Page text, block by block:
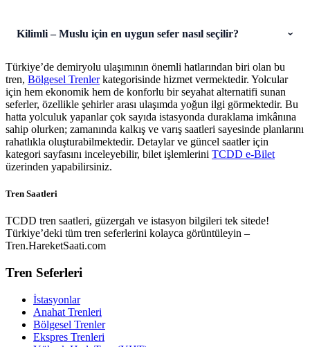
Kilimli – Muslu için en uygun sefer nasıl seçilir?
Türkiye’de demiryolu ulaşımının önemli hatlarından biri olan bu
tren, Bölgesel Trenlerkategorisinde hizmet vermektedir. Yolcular
için hem ekonomik hem de konforlu bir seyahat alternatifi sunan
seferler, özellikle şehirler arası ulaşımda yoğun ilgi görmektedir. Bu
hatta yolculuk yapanlar çok sayıda istasyonda duraklama imkânına
sahip olurken; zamanında kalkış ve varış saatleri sayesinde planlarını
rahatlıkla oluşturabilmektedir. Detaylar ve güncel saatler için
kategori sayfasını inceleyebilir, bilet işlemlerini TCDD e-Bilet
üzerinden yapabilirsiniz.
Tren Saatleri
TCDD tren saatleri, güzergah ve istasyon bilgileri tek sitede!
Türkiye’deki tüm tren seferlerini kolayca görüntüleyin –
Tren.HareketSaati.com
Tren Seferleri
İstasyonlar
Anahat Trenleri
Bölgesel Trenler
Ekspres Trenleri